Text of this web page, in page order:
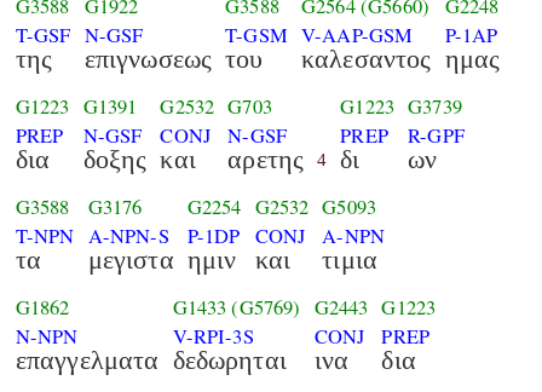
G3588
T-GSF
της
G1922
N-GSF
επιγνωσεως
G3588
T-GSM
του
G2564(G5660)
V-AAP-GSM
καλεσαντος
G2248
P-1AP
ημας
G1223
PREP
δια
G1391
N-GSF
δοξης
G2532
CONJ
και
G703
N-GSF
αρετης 4
G1223
PREP
δι
G3739
R-GPF
ων
G3588
T-NPN
τα
G3176
A-NPN-S
μεγιστα
G2254
P-1DP
ημιν
G2532
CONJ
και
G5093
A-NPN
τιμια
G1862
N-NPN
επαγγελματα
G1433 (G5769)
V-RPI-3S
δεδωρηται
G2443
CONJ
ινα
G1223
PREP
δια